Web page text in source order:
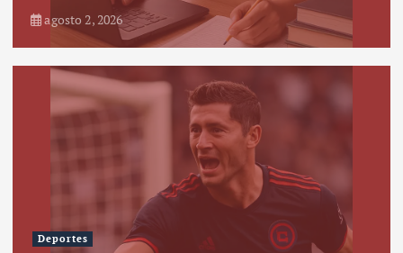
agosto 2, 2026
Deportes